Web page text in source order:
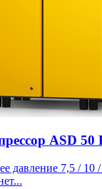
ASD 50
давление 7,5 / 10